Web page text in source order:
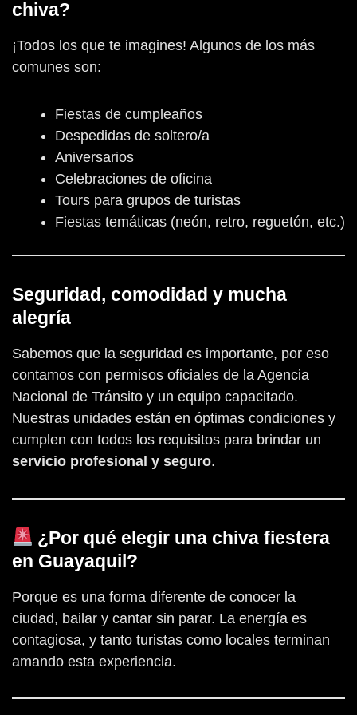
chiva?
¡Todos los que te imagines! Algunos de los más
comunes son:
Fiestas de cumpleaños
Despedidas de soltero/a
Aniversarios
Celebraciones de oficina
Tours para grupos de turistas
Fiestas temáticas (neón, retro, reguetón, etc.)
Seguridad, comodidad y mucha
alegría
Sabemos que la seguridad es importante, por eso
contamos con permisos oficiales de la Agencia
Nacional de Tránsito y un equipo capacitado.
Nuestras unidades están en óptimas condiciones y
cumplen con todos los requisitos para brindar un
servicio profesional y seguro.
¿Por qué elegir una chiva fiestera
en Guayaquil?
Porque es una forma diferente de conocer la
ciudad, bailar y cantar sin parar. La energía es
contagiosa, y tanto turistas como locales terminan
amando esta experiencia.